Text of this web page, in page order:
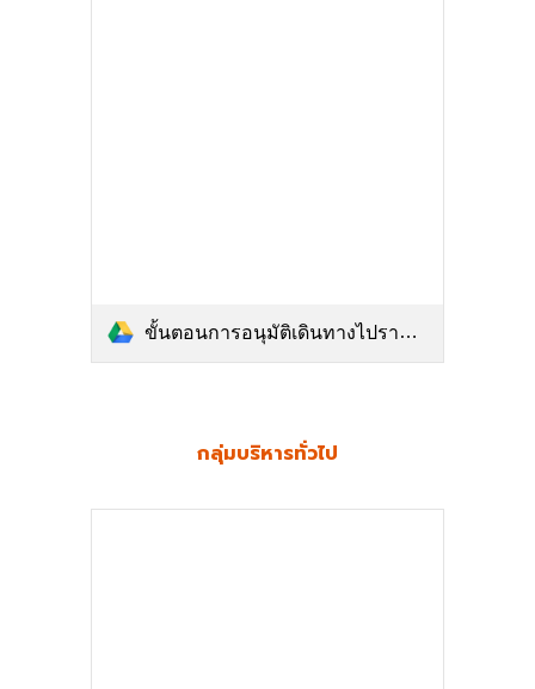
ขั้นตอนการอนุมัติเดินทางไปราชการ.pdf
กลุ่มบริหารทั่วไป